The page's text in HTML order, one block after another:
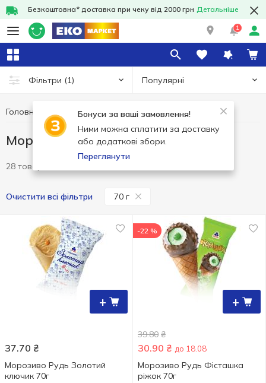
Безкоштовна* доставка при чеку від 2000 грн Детальніше
1
Фільтри (1) Популярні
Бонуси за ваші замовлення!
Ними можна сплатити за доставку
або додаткові збори.
Переглянути
Головна Заморозка Морозиво Морозиво 70 г
Морозиво 70 г
28 товарів
Очистити всі фільтри 70 г
+
37.70 ₴
Морозиво Рудь Золотий
ключик 70г
+
-22 %
39.80 ₴
30.90 ₴ до 18.08
Морозиво Рудь Фісташка
ріжок 70г